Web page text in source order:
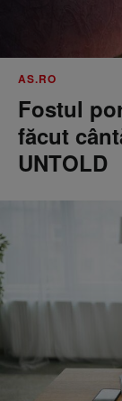
AS.RO
Fostul
făcut
UNTOLD